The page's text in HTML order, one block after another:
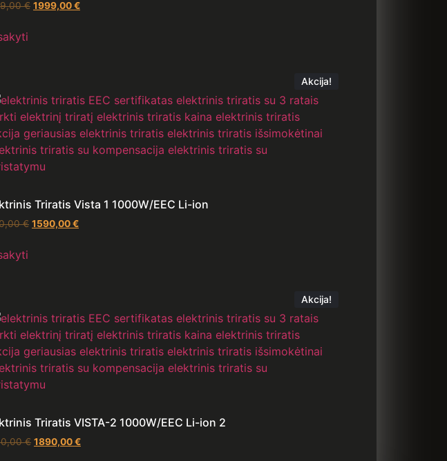
€ 1999,00€
Akcija!
Triratis Vista 1 1000W/EEC Li-ion
€ 1590,00€
Akcija!
Triratis VISTA-2 1000W/EEC Li-ion 2
€ 1890,00€